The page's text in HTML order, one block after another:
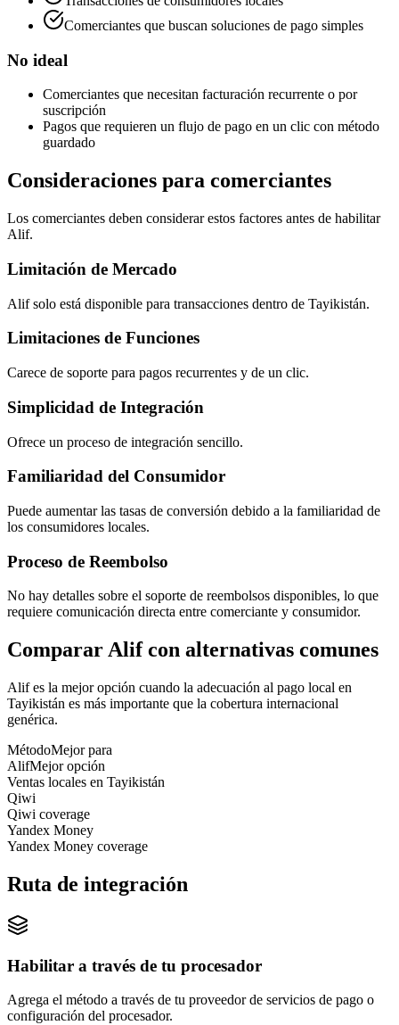
Comerciantes que buscan soluciones de pago simples
No ideal
Comerciantes que necesitan facturación recurrente o por
suscripción
Pagos que requieren un flujo de pago en un clic con método
guardado
Consideraciones para comerciantes
Los comerciantes deben considerar estos factores antes de habilitar
Alif.
Limitación de Mercado
Alif solo está disponible para transacciones dentro de Tayikistán.
Limitaciones de Funciones
Carece de soporte para pagos recurrentes y de un clic.
Simplicidad de Integración
Ofrece un proceso de integración sencillo.
Familiaridad del Consumidor
Puede aumentar las tasas de conversión debido a la familiaridad de
los consumidores locales.
Proceso de Reembolso
No hay detalles sobre el soporte de reembolsos disponibles, lo que
requiere comunicación directa entre comerciante y consumidor.
Comparar Alif con alternativas comunes
Alif es la mejor opción cuando la adecuación al pago local en
Tayikistán es más importante que la cobertura internacional
genérica.
MétodoMejor para
AlifMejor opción
Ventas locales en Tayikistán
Qiwi
Qiwi coverage
Yandex Money
Yandex Money coverage
Ruta de integración
Habilitar a través de tu procesador
Agrega el método a través de tu proveedor de servicios de pago o
configuración del procesador.